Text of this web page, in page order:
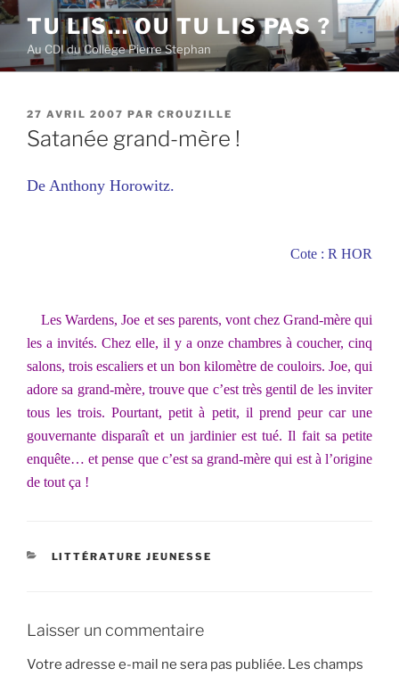
Aller
contenu
principal
TU LIS… OU TU LIS PAS ?
Au CDI du Collège Pierre Stephan
PUBLIÉ
LE
27 AVRIL 2007 PAR CROUZILLE
Satanée grand-mère !
De Anthony Horowitz.
Cote : R HOR
Les Wardens, Joe et ses parents, vont chez Grand-mère qui
les a invités. Chez elle, il y a onze chambres à coucher, cinq
salons, trois escaliers et un bon kilomètre de couloirs. Joe, qui
adore sa grand-mère, trouve que c’est très gentil de les inviter
tous les trois. Pourtant, petit à petit, il prend peur car une
gouvernante disparaît et un jardinier est tué. Il fait sa petite
enquête… et pense que c’est sa grand-mère qui est à l’origine
de tout ça !
CATÉGORIES
LITTÉRATURE JEUNESSE
Laisser un commentaire
Votre adresse e-mail ne sera pas publiée. Les champs